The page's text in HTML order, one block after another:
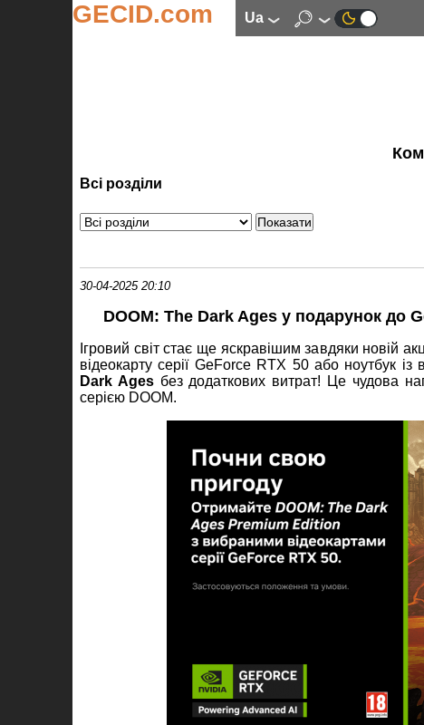
GECID.com ua
Всі розділи
30-04-2025 20:10
DOOM: The Dark Ages у подарунок до
Ігровий світ стає ще яскравішим завдяки новій
відеокарту серії GeForce RTX 50 або ноутбук
Dark Agesбез додаткових витрат! Це чудова
серією DOOM.